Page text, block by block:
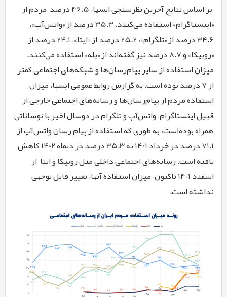
بر اساس نتایج آخرین نظرسنجی ایسپا
، 46.5 درصد مردم از
«اینستاگرام» استفاده میکنند. 35.3 درصد از «واتس‌آپ»،
34.6 درصد از «تلگرام»، 25.2 درصد از «ایتا»، 24.1 درصد از
«روبیکا» و 8.7 درصد نیز گفته
اند از «بله» استفاده می‌کنند.
میزان استفاده از سایر پیام‌رسانها و شبکههای اجتماعی کمتر
از 7 درصد بوده است. به گزارش روابط عمومی ایسپا، میزان
استفاده مردم ازپیامرسان‌هاو رسانه‌های اجتماعی خارجی از
قبیل اینستاگرام،واتس‌آپو تلگرام در دوسال اخیر با نوساناتی
همراه بودهاست، به طوری که استفاده از پیام رسانواتس‌آپاز
71.1 درصد در خرداد 1401 به 35.3 درصد در دیماه 1402 کاهش
یافته است. رسانههای اجتماعی داخلی مثل روبیکا و ایتا از
اسفند 1401 تاکنون، میزان استفاده آنها، تغییر قابل توجهی
نداشته است.